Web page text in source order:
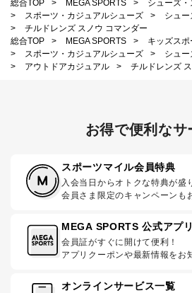
総合TOP
> MEGA SPORTS >
シューズ
>
スポーツ・カジュアルシューズ > シュー
>
チルドレンズ スノウ コマンダー
総合TOP
> MEGA SPORTS >
キッズス
>
スポーツ・カジュアルシューズ >
シュー
>
アウトドアカジュアル > チルドレンズ
お得で便利なサ
スポーツマイル会員特典
入会当日からオトクな特典が盛
会員さま限定のキャンペーンも
MEGA SPORTS 公式アプリ
会員証がすぐに開けて便利！
アプリクーポンや最新情報をお
オンラインサービス一覧